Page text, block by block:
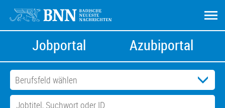
Jobportal Azubiportal